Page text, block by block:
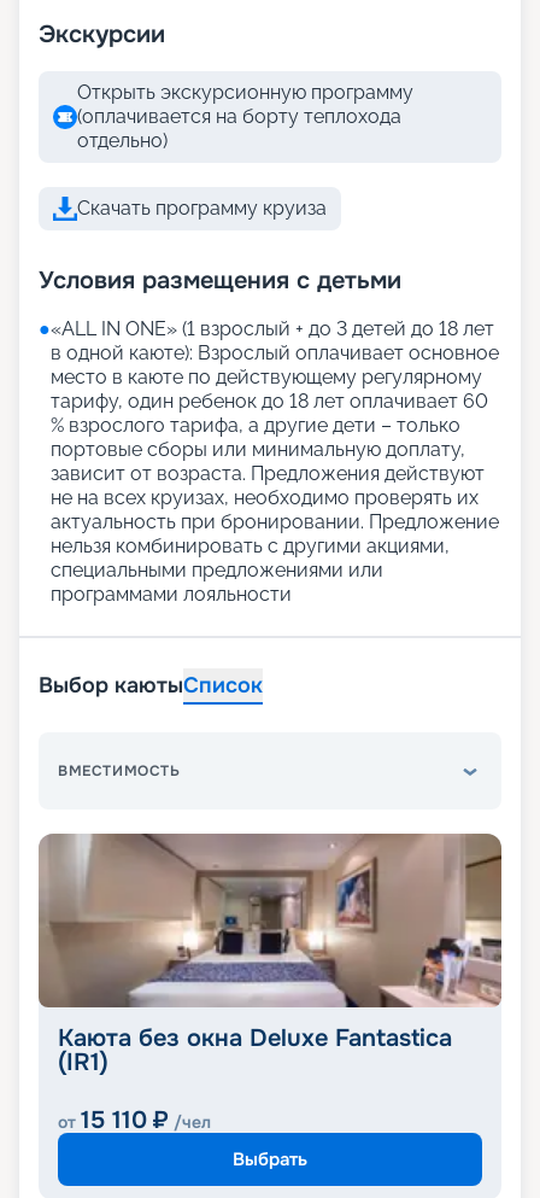
Экскурсии
Открыть экскурсионную программу
(оплачивается на борту теплохода
отдельно)
Скачать программу круиза
Условия размещения с детьми
●«АLL IN ONE» (1 взрослый + до 3 детей до 18 лет
в одной каюте): Взрослый оплачивает основное
место в каюте по действующему регулярному
тарифу, один ребенок до 18 лет оплачивает 60
% взрослого тарифа, а другие дети – только
портовые сборы или минимальную доплату,
зависит от возраста. Предложения действуют
не на всех круизах, необходимо проверять их
актуальность при бронировании. Предложение
нельзя комбинировать с другими акциями,
специальными предложениями или
программами лояльности
Выбор каютыСписок
ВМЕСТИМОСТЬ
Каюта без окна Deluxe Fantastica
(IR1)
от 15 110 ₽ /чел
Выбрать